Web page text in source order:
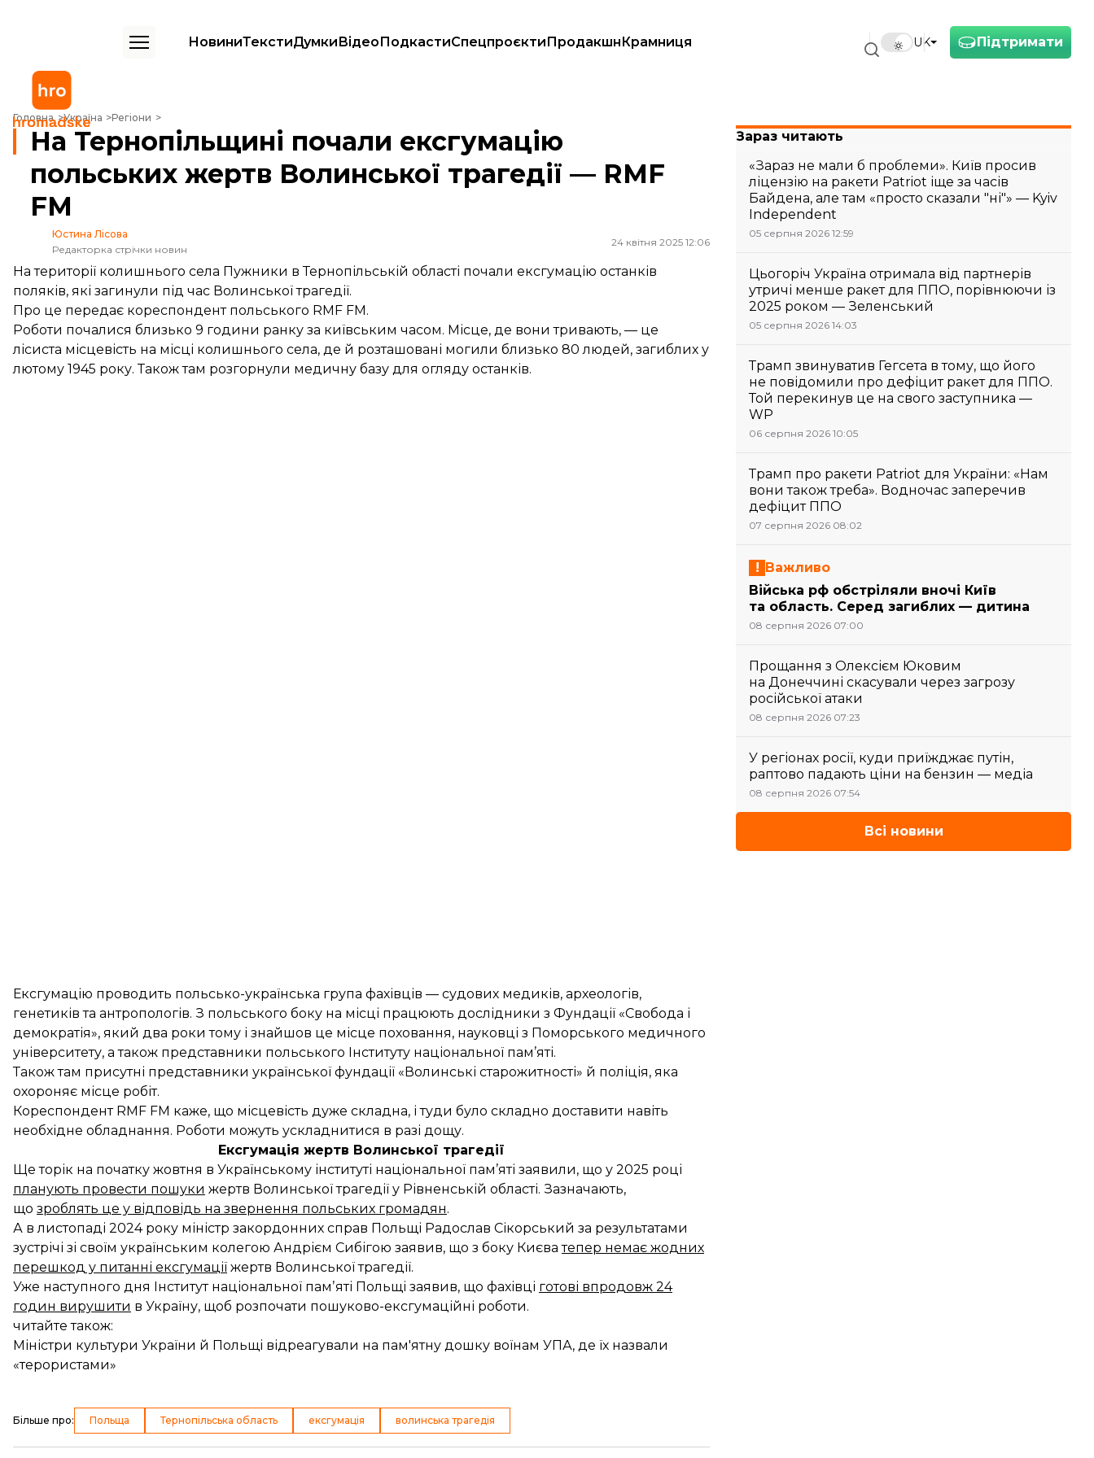
Підтримати
UK
НовиниТекстиДумкиВідеоПодкастиСпецпроєктиПродакшнКрамниця
Головна Україна Регіони
На Тернопільщині почали ексгумацію польських жертв Волинської трагедії — RMF FM
На Тернопільщині почали ексгумацію
польських жертв Волинської трагедії — RMF
FM
Юстина Лісова
Редакторка стрічки новин
24 квітня 2025 12:06
На території колишнього села Пужники в Тернопільській області почали ексгумацію останків
поляків, які загинули під час Волинської трагедії.
Про це передає кореспондент польського RMF FM.
Роботи почалися близько 9 години ранку за київським часом. Місце, де вони тривають, — це
лісиста місцевість на місці колишнього села, де й розташовані могили близько 80 людей, загиблих у
лютому 1945 року. Також там розгорнули медичну базу для огляду останків.
Ексгумацію проводить польсько-українська група фахівців — судових медиків, археологів,
генетиків та антропологів. З польського боку на місці працюють дослідники з Фундації «Свобода і
демократія», який два роки тому і знайшов це місце поховання, науковці з Поморського медичного
університету, а також представники польського Інституту національної пам’яті.
Також там присутні представники української фундації «Волинські старожитності» й поліція, яка
охороняє місце робіт.
Кореспондент RMF FM каже, що місцевість дуже складна, і туди було складно доставити навіть
необхідне обладнання. Роботи можуть ускладнитися в разі дощу.
Ексгумація жертв Волинської трагедії
Ще торік на початку жовтня в Українському інституті національної пам’яті заявили, що у 2025 році
планують провести пошуки жертв Волинської трагедії у Рівненській області. Зазначають,
що зроблять це у відповідь на звернення польських громадян.
А в листопаді 2024 року міністр закордонних справ Польщі Радослав Сікорський за результатами
зустрічі зі своїм українським колегою Андрієм Сибігою заявив, що з боку Києватепер немає жодних
перешкод у питанні ексгумації жертв Волинської трагедії.
Уже наступного дня Інститут національної памʼяті Польщі заявив, що фахівці готові впродовж 24
годин вирушити в Україну, щоб розпочати пошуково-ексгумаційні роботи.
читайте також:
Міністри культури України й Польщі відреагували на пам'ятну дошку воїнам УПА, де їх назвали
«терористами»
Більше про: Польща Тернопільська область ексгумація волинська трагедія
Зараз читають
«Зараз не мали б проблеми». Київ просив
ліцензію на ракети Patriot іще за часів
Байдена, але там «просто сказали "ні"» — Kyiv
Independent
05 серпня 2026 12:59
Цьогоріч Україна отримала від партнерів
утричі менше ракет для ППО, порівнюючи із
2025 роком — Зеленський
05 серпня 2026 14:03
Трамп звинуватив Гегсета в тому, що його
не повідомили про дефіцит ракет для ППО.
Той перекинув це на свого заступника —
WP
06 серпня 2026 10:05
Трамп про ракети Patriot для України: «Нам
вони також треба». Водночас заперечив
дефіцит ППО
07 серпня 2026 08:02
Важливо
Війська рф обстріляли вночі Київ
та область. Серед загиблих — дитина
08 серпня 2026 07:00
Прощання з Олексієм Юковим
на Донеччині скасували через загрозу
російської атаки
08 серпня 2026 07:23
У регіонах росії, куди приїжджає путін,
раптово падають ціни на бензин — медіа
08 серпня 2026 07:54
Всі новини